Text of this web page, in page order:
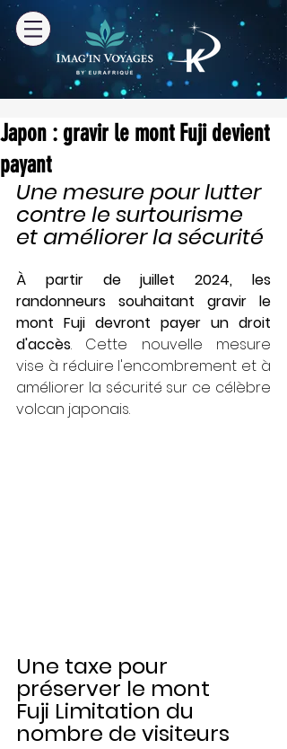
Japon : gravir le mont Fuji devient
payant
Une mesure pour lutter
contre le surtourisme
et améliorer la sécurité
À partir de juillet 2024, les
randonneurs souhaitant gravir le
mont Fuji devront payer un droit
d'accès. Cette nouvelle mesure
vise à réduire l'encombrement et à
améliorer la sécurité sur ce célèbre
volcan japonais.
Une taxe pour
préserver le mont
Fuji Limitation du
nombre de visiteurs